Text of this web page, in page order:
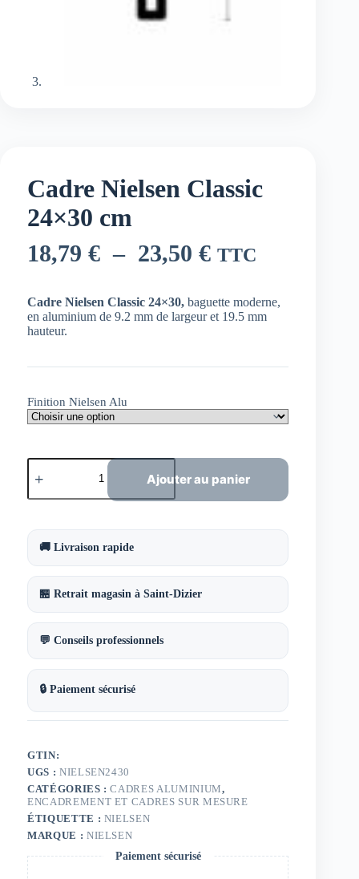
Cadre Nielsen Classic
24×30 cm
18,79 € – 23,50 €Plage
prix :
à
TTC
Cadre Nielsen Classic 24×30, baguette moderne,
en aluminium de 9.2 mm de largeur et 19.5 mm
hauteur.
Finition Nielsen Alu
quantité
de
Nielsen
24x30
cm
Ajouter au panier
🚚 Livraison rapide
🏪 Retrait magasin à Saint-Dizier
💬 Conseils professionnels
🔒 Paiement sécurisé
GTIN:
UGS : NIELSEN2430
CATÉGORIES :CADRES ALUMINIUM,
ENCADREMENT ET CADRES SUR MESURE
ÉTIQUETTE : NIELSEN
MARQUE : NIELSEN
Paiement sécurisé